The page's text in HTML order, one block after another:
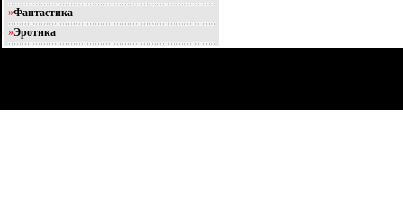
»Фантастика
»Эротика